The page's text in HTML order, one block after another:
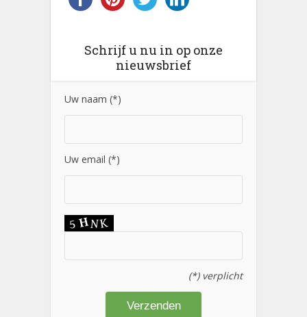
Schrijf u nu in op onze
nieuwsbrief
Uw naam (*)
Uw email (*)
(*) verplicht